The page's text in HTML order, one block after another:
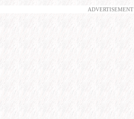
ADVERTISEMENT